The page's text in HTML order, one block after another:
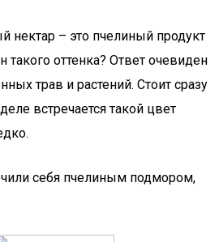
нектар – это пчелиный продукт
такого оттенка? Ответ очевиден
трав и растений. Стоит сразу
встречается такой цвет
себя пчелиным подмором,